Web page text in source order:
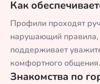
Как
Профили проходят
нарушающий правила,
поддерживает
комфортного общения.
Знакомства по